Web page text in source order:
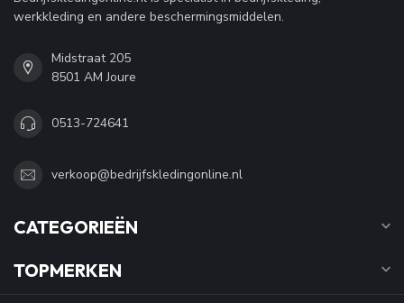
werkkleding en andere beschermingsmiddelen.
Midstraat 205
8501 AM Joure
0513-724641
verkoop@bedrijfskledingonline.nl
CATEGORIEËN
TOPMERKEN